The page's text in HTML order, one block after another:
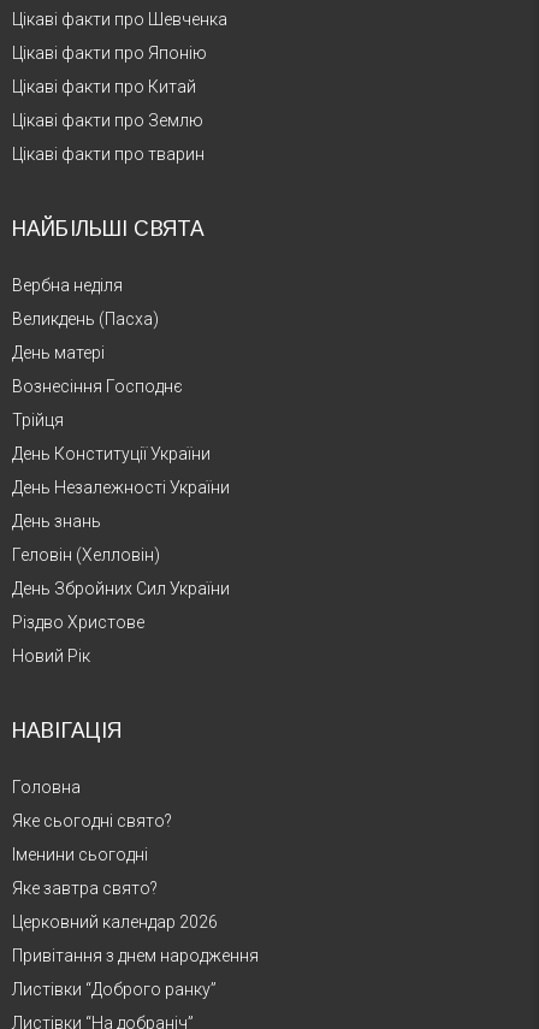
Цікаві факти про Шевченка
Цікаві факти про Японію
Цікаві факти про Китай
Цікаві факти про Землю
Цікаві факти про тварин
НАЙБІЛЬШІ СВЯТА
Вербна неділя
Великдень (Пасха)
День матері
Вознесіння Господнє
Трійця
День Конституції України
День Незалежності України
День знань
Геловін (Хелловін)
День Збройних Сил України
Різдво Христове
Новий Рік
НАВІГАЦІЯ
Головна
Яке сьогодні свято?
Іменини сьогодні
Яке завтра свято?
Церковний календар 2026
Привітання з днем народження
Листівки “Доброго ранку”
Листівки “На добраніч”